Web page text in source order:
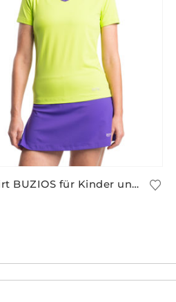
T-Shirt BUZIOS für Kinder und Erwachsene